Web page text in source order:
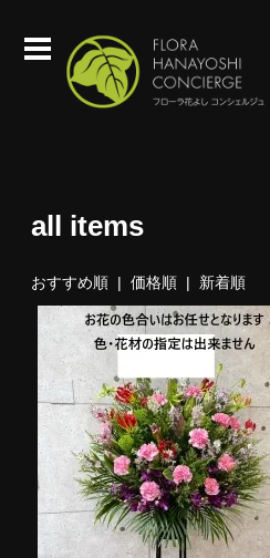
all items
おすすめ順 |価格順 | 新着順